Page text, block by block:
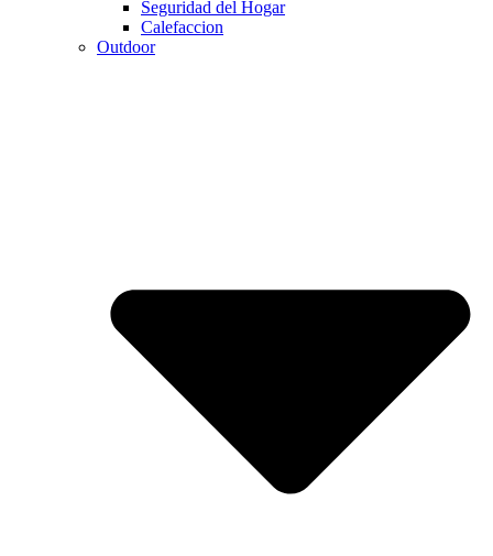
Seguridad del Hogar
Calefaccion
Outdoor